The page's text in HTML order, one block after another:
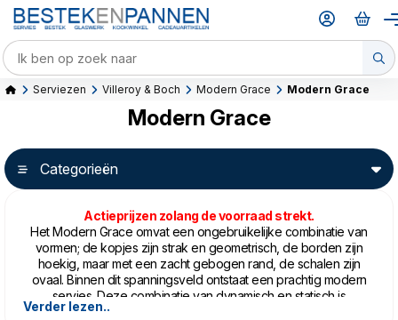
Serviezen Villeroy & Boch Modern Grace Modern Grace
Modern Grace
Categorieën
Actieprijzen zolang de voorraad strekt.
Het Modern Grace omvat een ongebruikelijke combinatie van
vormen; de kopjes zijn strak en geometrisch, de borden zijn
hoekig, maar met een zacht gebogen rand, de schalen zijn
ovaal. Binnen dit spanningsveld ontstaat een prachtig modern
servies. Deze combinatie van dynamisch en statisch is
geïnspireerd op meubelontwerpen uit de jaren 30 en 50.
Verder lezen..